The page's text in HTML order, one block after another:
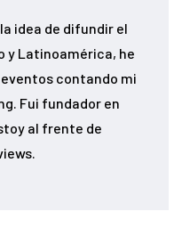
idea de difundir el
y Latinoamérica, he
contando mi
Fui fundador en
al frente de